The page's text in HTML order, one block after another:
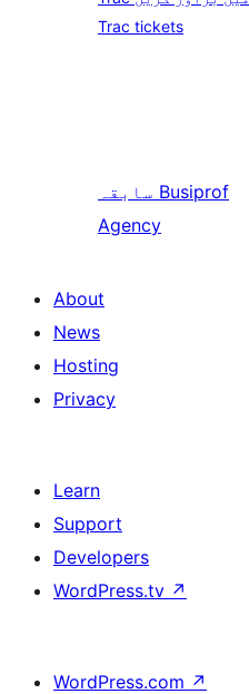
Trac tickets
سابقہ Busiprof
Agency
About
News
Hosting
Privacy
Learn
Support
Developers
WordPress.tv ↗
WordPress.com ↗